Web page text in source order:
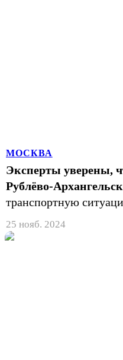
МОСКВА
Эксперты уверены,
Рублёво-
транспортную
25 нояб. 2024